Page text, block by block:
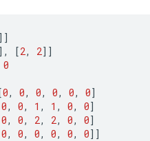
]]
] , [2, 2]]
0
0, 0, 0, 0, 0, 0]
0, 0, 1 , 1 , 0, 0]
0, 0, 2, 2, 0, 0]
0, 0, 0, 0, 0, 0]]